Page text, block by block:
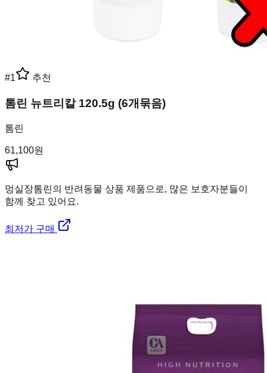
#1 추천
톰린 뉴트리칼 120.5g (6개묶음)
톰린
61,100원
멍실장톰린의 반려동물 상품 제품으로, 많은 보호자분들이
함께 찾고 있어요.
최저가 구매